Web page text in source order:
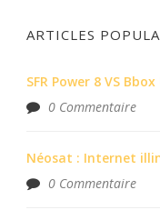
ARTICLES
SFR Power 8 VS
0 Commentaire
Néosat : Internet
0 Commentaire